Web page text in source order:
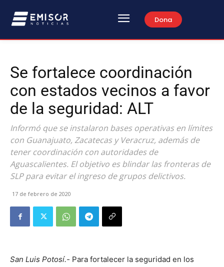
Dona
Se fortalece coordinación
con estados vecinos a favor
de la seguridad: ALT
Informó que se instalaron bases operativas en límites
con Guanajuato, Zacatecas y Veracruz, además de
tener coordinación con autoridades de
Aguascalientes. El objetivo es blindar las fronteras de
SLP para evitar el ingreso de grupos delictivos.
17 de febrero de 2020
San Luis Potosí.- Para fortalecer la seguridad en los